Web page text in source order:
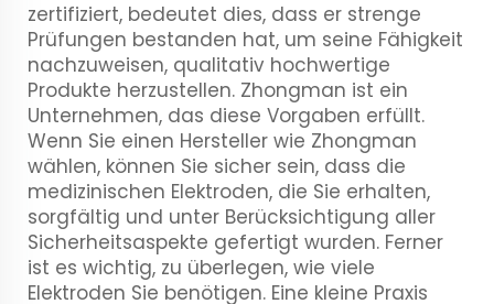
zertifiziert, bedeutet dies, dass er strenge
Prüfungen bestanden hat, um seine Fähigkeit
nachzuweisen, qualitativ hochwertige
Produkte herzustellen. Zhongman ist ein
Unternehmen, das diese Vorgaben erfüllt.
Wenn Sie einen Hersteller wie Zhongman
wählen, können Sie sicher sein, dass die
medizinischen Elektroden, die Sie erhalten,
sorgfältig und unter Berücksichtigung aller
Sicherheitsaspekte gefertigt wurden. Ferner
ist es wichtig, zu überlegen, wie viele
Elektroden Sie benötigen. Eine kleine Praxis